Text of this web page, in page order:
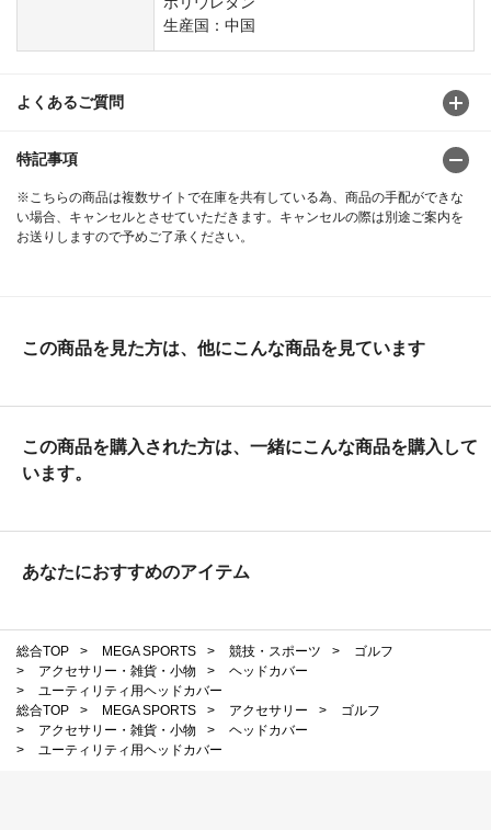
生産国：中国
よくあるご質問
特記事項
※こちらの商品は複数サイトで在庫を共有している為、商品の手配ができな
い場合、キャンセルとさせていただきます。キャンセルの際は別途ご案内を
お送りしますので予めご了承ください。
この商品を見た方は、他にこんな商品を見ています
この商品を購入された方は、一緒にこんな商品を購入して
います。
あなたにおすすめのアイテム
総合TOP > MEGA SPORTS > 競技・スポーツ >
ゴルフ
>
アクセサリー・雑貨・小物 >
ヘッドカバー
>
ユーティリティ用ヘッドカバー
総合TOP
> MEGA SPORTS > アクセサリー >
ゴルフ
>
アクセサリー・雑貨・小物 >
ヘッドカバー
>
ユーティリティ用ヘッドカバー